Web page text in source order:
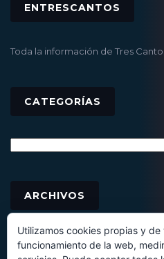
ENTRESCANTOS
Toda la información de Tres
CATEGORÍAS
ARCHIVOS
Utilizamos cookies propias y
funcionamiento de la web,